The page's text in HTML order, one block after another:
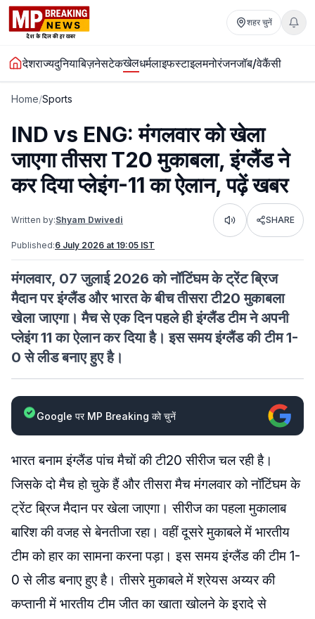
शहर चुनें
देशराज्यदुनियाबिज़नेसटेकखेलधर्मलाइफस्टाइलमनोरंजनजॉब/वेकैंसी
Home/Sports
IND vs ENG: मंगलवार को खेला
जाएगा तीसरा T20 मुकाबला, इंग्लैंड ने
कर दिया प्लेइंग-11 का ऐलान, पढ़ें खबर
Written by:Shyam Dwivedi Listen SHARE
Published:6 July 2026 at 19:05 IST
मंगलवार, 07 जुलाई 2026 को नॉटिंघम के ट्रेंट ब्रिज
मैदान पर इंग्लैंड और भारत के बीच तीसरा टी20 मुकाबला
खेला जाएगा। मैच से एक दिन पहले ही इंग्लैंड टीम ने अपनी
प्लेइंग 11 का ऐलान कर दिया है। इस समय इंग्लैंड की टीम 1-
0 से लीड बनाए हुए है।
Google पर MP Breaking को चुनें
भारत बनाम इंग्लैंड पांच मैचों की टी20 सीरीज चल रही है।
जिसके दो मैच हो चुके हैं और तीसरा मैच मंगलवार को नॉटिंघम के
ट्रेंट ब्रिज मैदान पर खेला जाएगा। सीरीज का पहला मुकालाब
बारिश की वजह से बेनतीजा रहा। वहीं दूसरे मुकाबले में भारतीय
टीम को हार का सामना करना पड़ा। इस समय इंग्लैंड की टीम 1-
0 से लीड बनाए हुए है। तीसरे मुकाबले में श्रेयस अय्यर की
कप्तानी में भारतीय टीम जीत का खाता खोलने के इरादे से